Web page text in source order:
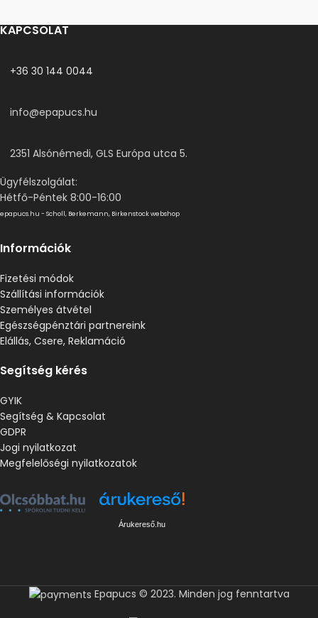
KAPCSOLAT
+36 30 144 0044
info@epapucs.hu
2351 Alsónémedi, GLS Európa utca 5.
Ügyfélszolgálat:
Hétfő-Péntek 8:00-16:00
epapucs.hu - Scholl, Berkemann, Birkenstock webshop
Információk
Fizetési módok
Szállítási információk
Személyes átvétel
Egészségpénztári partnereink
Elállás, Csere, Reklamáció
Segítség kérés
GYIK
Segítség & Kapcsolat
GDPR
Jogi nyilatkozat
Megfelelőségi nyilatkozatok
Árukereső.hu
Epapucs © 2023. Minden jog fenntartva